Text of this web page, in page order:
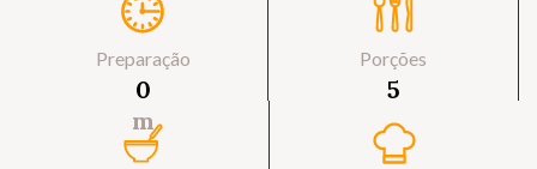
Preparação
0
m
Porções
5